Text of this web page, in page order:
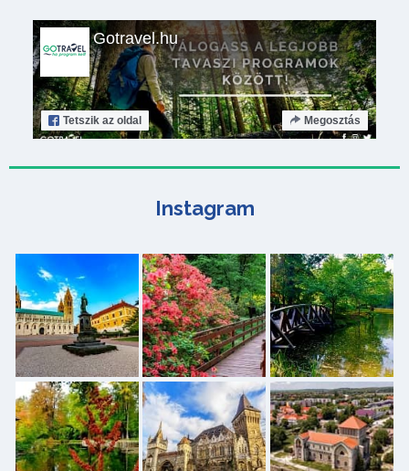
Gotravel.hu
Tetszik az oldal Megosztás
Instagram